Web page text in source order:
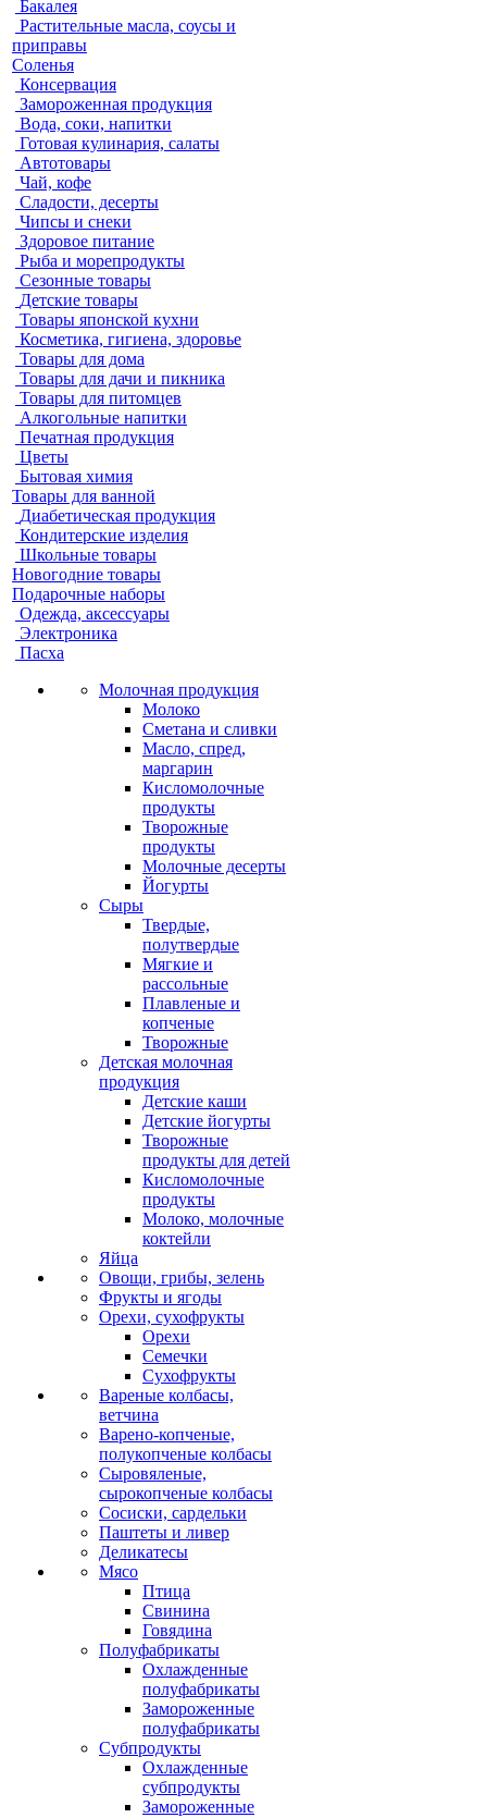
Бакалея
Растительные масла, соусы и
приправы
Соленья
Консервация
Замороженная продукция
Вода, соки, напитки
Готовая кулинария, салаты
Автотовары
Чай, кофе
Сладости, десерты
Чипсы и снеки
Здоровое питание
Рыба и морепродукты
Сезонные товары
Детские товары
Товары японской кухни
Косметика, гигиена, здоровье
Товары для дома
Товары для дачи и пикника
Товары для питомцев
Алкогольные напитки
Печатная продукция
Цветы
Бытовая химия
Товары для ванной
Диабетическая продукция
Кондитерские изделия
Школьные товары
Новогодние товары
Подарочные наборы
Одежда, аксессуары
Электроника
Пасха
Молочная продукция
Молоко
Сметана и сливки
Масло, спред,
маргарин
Кисломолочные
продукты
Творожные
продукты
Молочные десерты
Йогурты
Сыры
Твердые,
полутвердые
Мягкие и
рассольные
Плавленые и
копченые
Творожные
Детская молочная
продукция
Детские каши
Детские йогурты
Творожные
продукты для детей
Кисломолочные
продукты
Молоко, молочные
коктейли
Яйца
Овощи, грибы, зелень
Фрукты и ягоды
Орехи, сухофрукты
Орехи
Семечки
Сухофрукты
Вареные колбасы,
ветчина
Варено-копченые,
полукопченые колбасы
Сыровяленые,
сырокопченые колбасы
Сосиски, сардельки
Паштеты и ливер
Деликатесы
Мясо
Птица
Свинина
Говядина
Полуфабрикаты
Охлажденные
полуфабрикаты
Замороженные
полуфабрикаты
Субпродукты
Охлажденные
субпродукты
Замороженные